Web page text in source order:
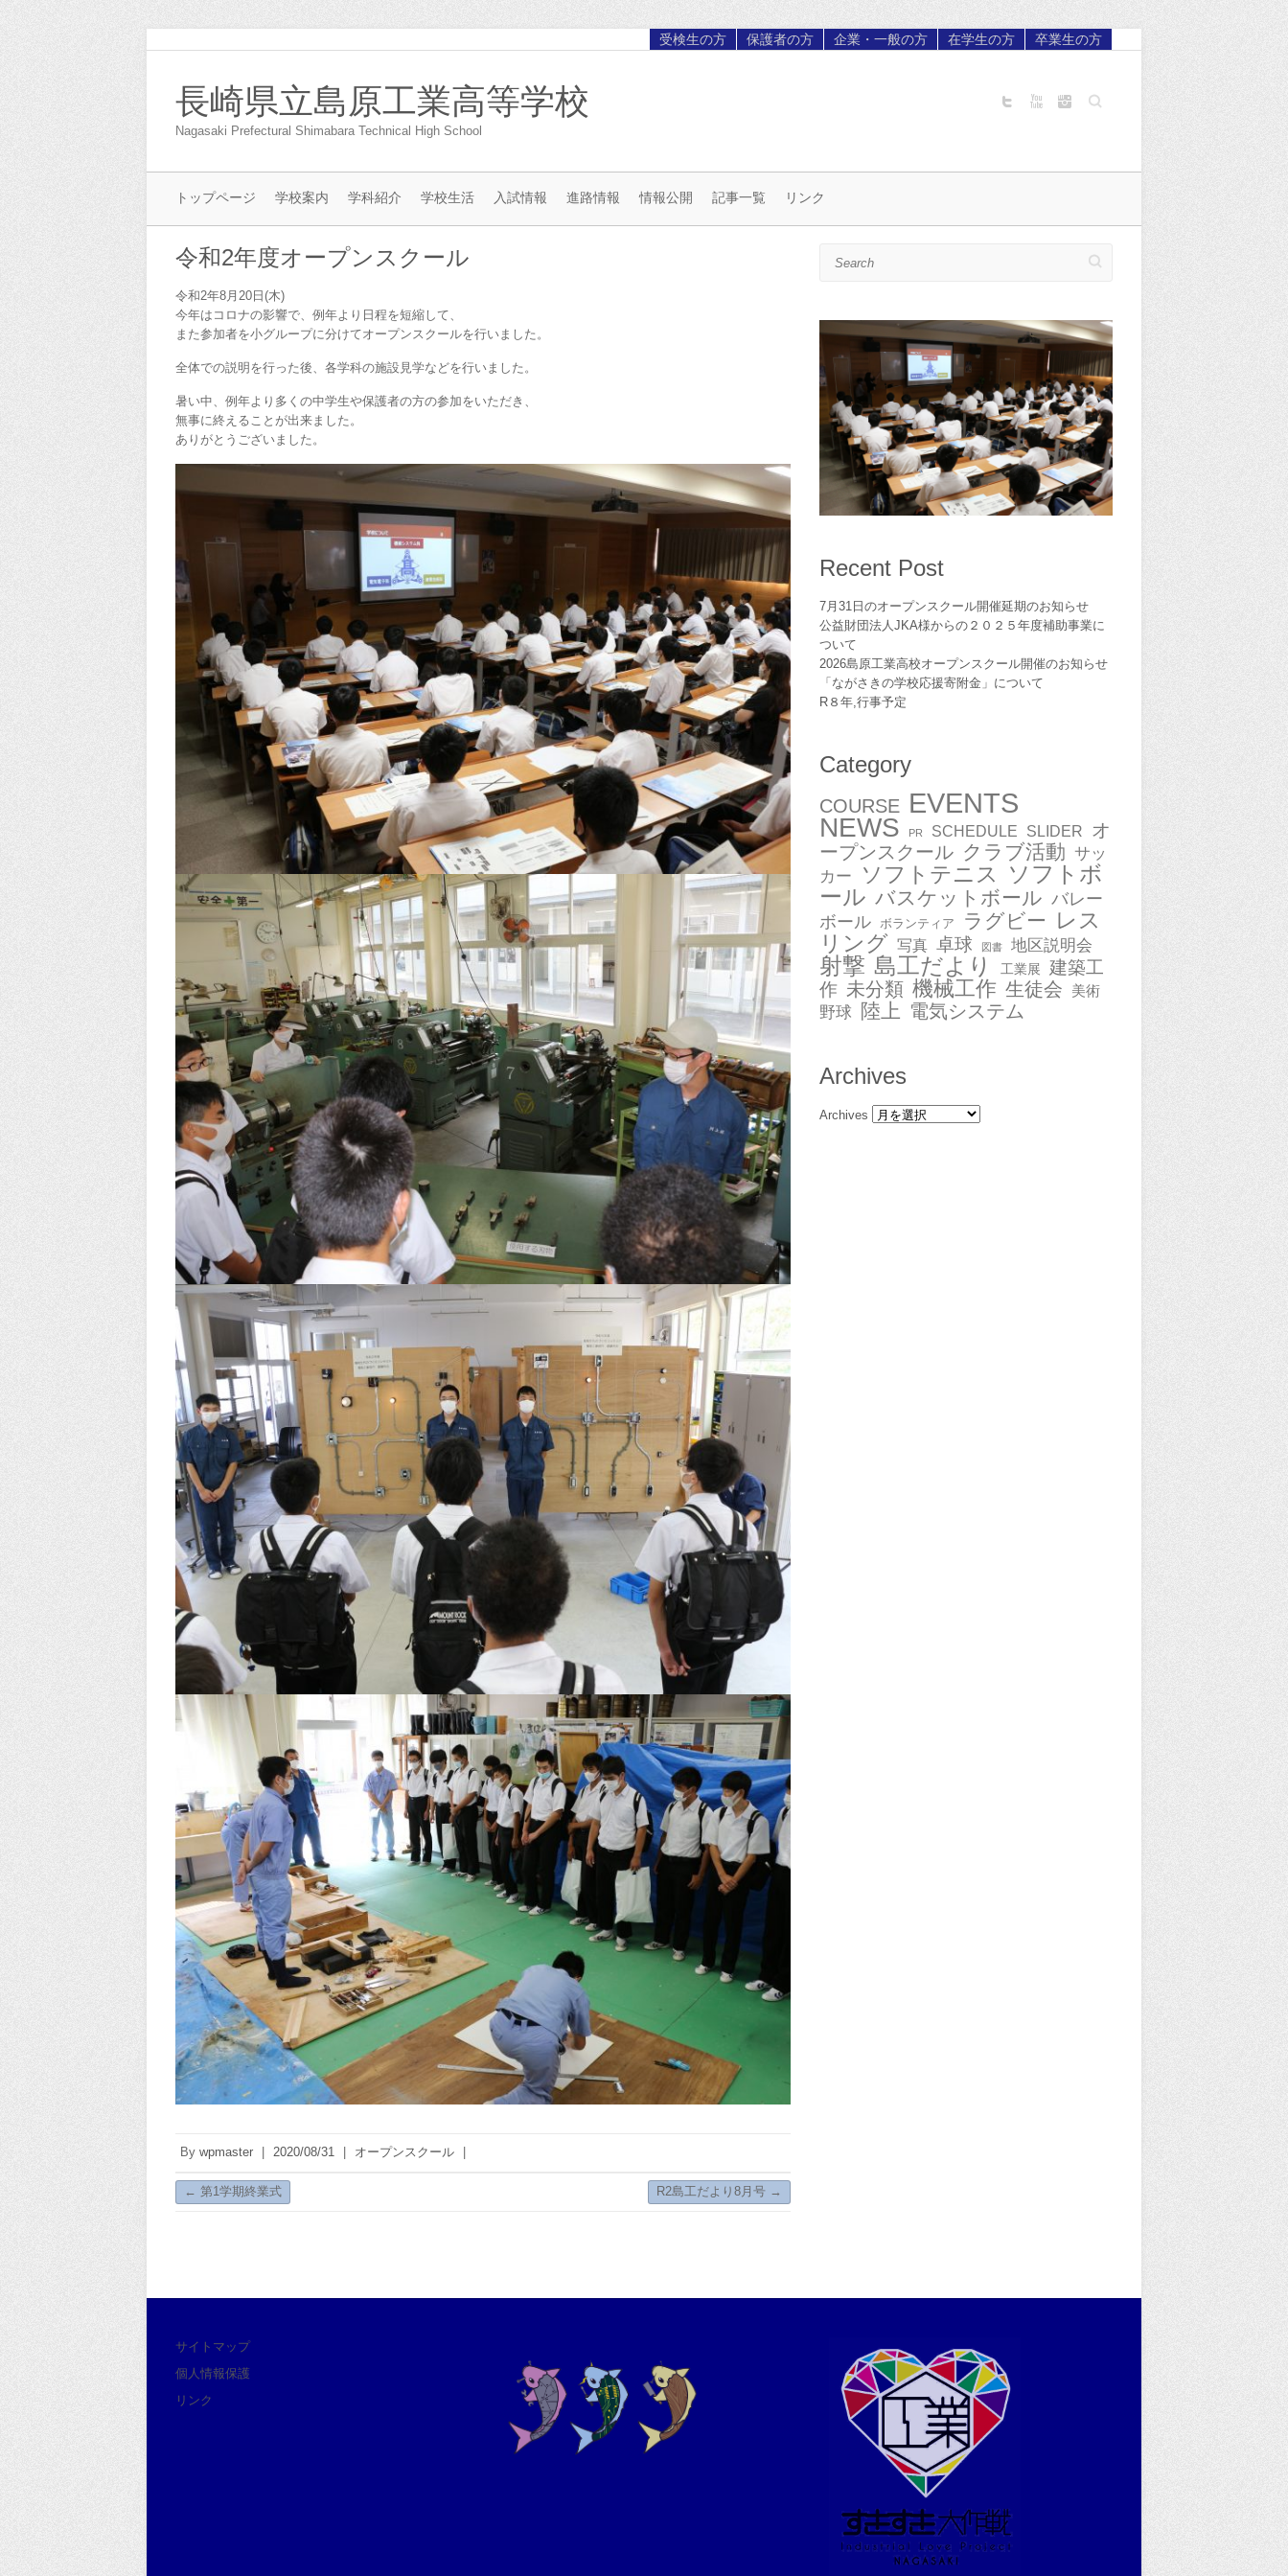
卒業生の方
在学生の方
企業・一般の方
保護者の方
受検生の方
Search
長崎県立島原工業高等学校
Nagasaki Prefectural Shimabara Technical High School
トップページ 学校案内 学科紹介 学校生活 入試情報 進路情報 情報公開 記事一覧 リンク
令和2年度オープンスクール
令和2年8月20日(木)
今年はコロナの影響で、例年より日程を短縮して、
また参加者を小グループに分けてオープンスクールを行いました。
全体での説明を行った後、各学科の施設見学などを行いました。
暑い中、例年より多くの中学生や保護者の方の参加をいただき、
無事に終えることが出来ました。
ありがとうございました。
By wpmaster 2020/08/31 オープンスクール
← 第1学期終業式 R2島工だより8月号 →
Recent Post
7月31日のオープンスクール開催延期のお知らせ
公益財団法人JKA様からの２０２５年度補助事業に
ついて
2026島原工業高校オープンスクール開催のお知らせ
「ながさきの学校応援寄附金」について
R８年,行事予定
Category
COURSE EVENTS
NEWS PR SCHEDULE SLIDER
オ
ープンスクール クラブ活動 サッ
カー
ソフトテニス
ソフトボ
ール バスケットボール バレー
ボール
ボランティア ラグビー
レス
リング 写真 卓球 図書 地区説明会
射撃 島工だより 工業展
建築工
作 未分類 機械工作 生徒会 美術
野球 陸上 電気システム
Archives
Archives
サイトマップ
個人情報保護
リンク